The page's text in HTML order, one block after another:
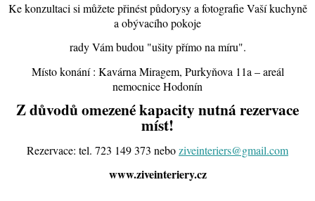
Ke konzultaci si můžete přinést půdorysy a fotografie Vaší kuchyně
a obývacího pokoje
rady Vám budou "ušity přímo na míru".
Místo konání : Kavárna Miragem, Purkyňova 11a – areál
nemocnice Hodonín
Z důvodů omezené kapacity nutná rezervace
míst!
Rezervace: tel. 723 149 373 neboziveinteriers@gmail.com
www.ziveinteriery.cz